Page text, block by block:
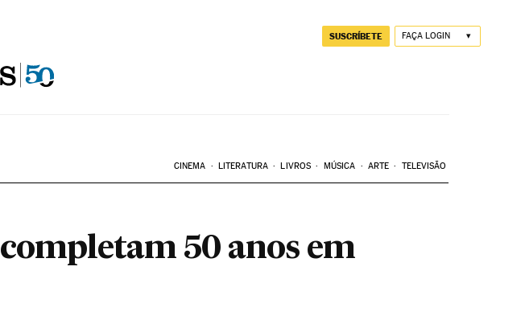
SUSCRÍBETE FAÇA LOGIN
CINEMA LITERATURA LIVROS MÚSICA ARTE TELEVISÃO
50 anos em